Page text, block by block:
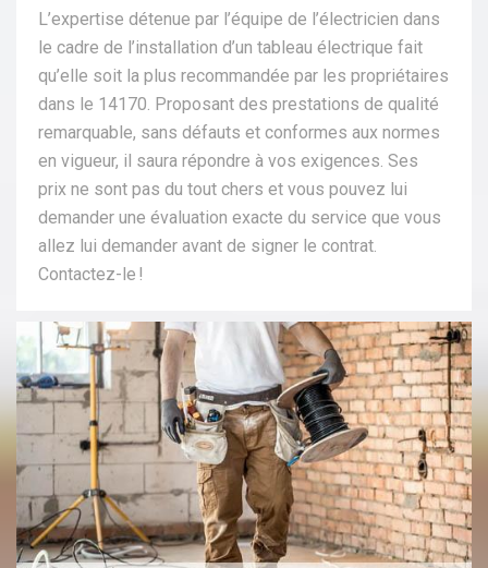
L’expertise détenue par l’équipe de l’électricien dans
le cadre de l’installation d’un tableau électrique fait
qu’elle soit la plus recommandée par les propriétaires
dans le 14170. Proposant des prestations de qualité
remarquable, sans défauts et conformes aux normes
en vigueur, il saura répondre à vos exigences. Ses
prix ne sont pas du tout chers et vous pouvez lui
demander une évaluation exacte du service que vous
allez lui demander avant de signer le contrat.
Contactez-le !